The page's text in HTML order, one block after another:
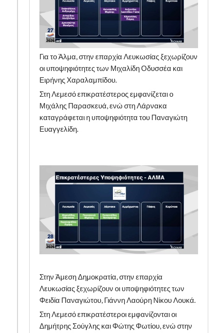
Για το Άλμα, στην επαρχία Λευκωσίας ξεχωρίζουν
οι υποψηφιότητες των Μιχαλίδη Οδυσσέα και
Ειρήνης Χαραλαμπίδου.
Στη Λεμεσό επικρατέστερος εμφανίζεται ο
Μιχάλης Παρασκευά, ενώ στη Λάρνακα
καταγράφεται η υποψηφιότητα του Παναγιώτη
Ευαγγελίδη.
Στην Άμεση Δημοκρατία, στην επαρχία
Λευκωσίας ξεχωρίζουν οι υποψηφιότητες των
Φειδία Παναγιώτου, Γιάννη Λαούρη Νίκου Λουκά.
Στη Λεμεσό επικρατέστεροι εμφανίζονται οι
Δημήτρης Σούγλης και Φώτης Φωτίου, ενώ στην